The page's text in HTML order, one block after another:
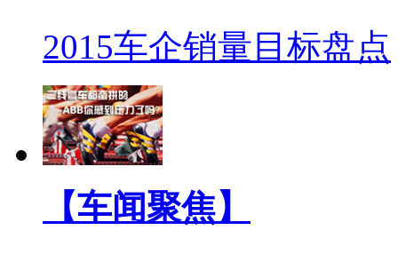
2015车企销量目标盘点
【车闻聚焦】